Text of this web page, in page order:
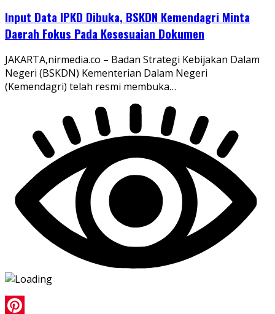
Input Data IPKD Dibuka, BSKDN Kemendagri Minta
Daerah Fokus Pada Kesesuaian Dokumen
JAKARTA,nirmedia.co – Badan Strategi Kebijakan Dalam
Negeri (BSKDN) Kementerian Dalam Negeri
(Kemendagri) telah resmi membuka…